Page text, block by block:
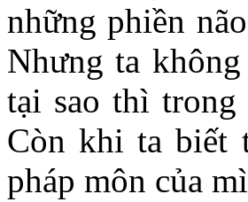
những phiền
Nhưng ta
tại sao thì
Còn khi ta biết
pháp môn của